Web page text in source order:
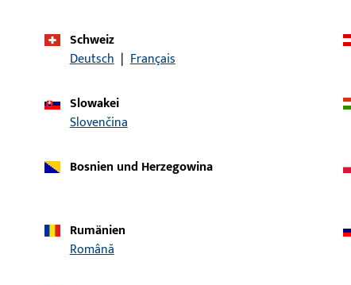
Bruttogewicht
Verpackungseinheit
Mindestbestelleinheit
Schweiz
Deutsch | Français
Slowakei
Slovenčina
Bosnien und Herzegowina
Rumänien
Română